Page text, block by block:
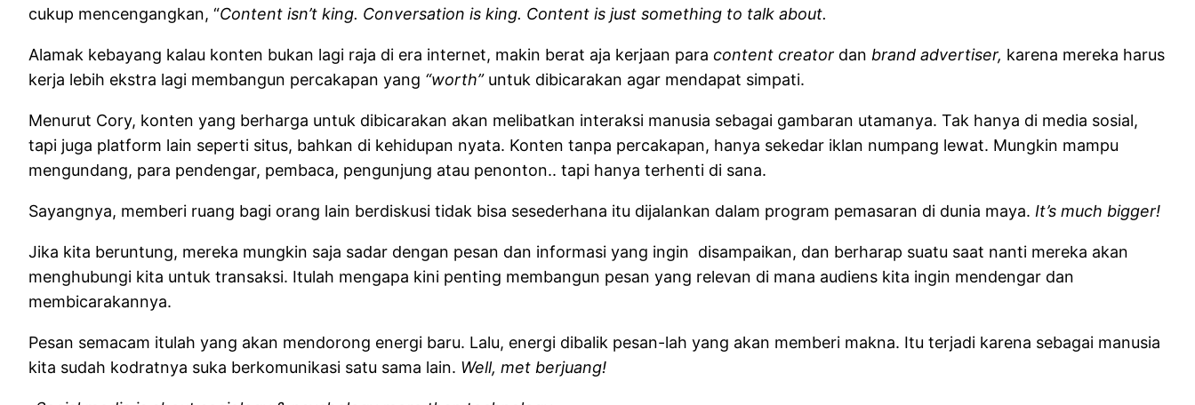
cukup mencengangkan, “Content isn’t king. Conversation is king. Content is just something to talk about.
Alamak kebayang kalau konten bukan lagi raja di era internet, makin berat aja kerjaan para content creator dan brand advertiser, karena mereka harus
kerja lebih ekstra lagi membangun percakapan yang “worth”untuk dibicarakan agar mendapat simpati.
Menurut Cory, konten yang berharga untuk dibicarakan akan melibatkan interaksi manusia sebagai gambaran utamanya. Tak hanya di media sosial,
tapi juga platform lain seperti situs, bahkan di kehidupan nyata. Konten tanpa percakapan, hanya sekedar iklan numpang lewat. Mungkin mampu
mengundang, para pendengar, pembaca, pengunjung atau penonton.. tapi hanya terhenti di sana.
Sayangnya, memberi ruang bagi orang lain berdiskusi tidak bisa sesederhana itu dijalankan dalam program pemasaran di dunia maya. It’s much bigger!
Jika kita beruntung, mereka mungkin saja sadar dengan pesan dan informasi yang ingin disampaikan, dan berharap suatu saat nanti mereka akan
menghubungi kita untuk transaksi. Itulah mengapa kini penting membangun pesan yang relevan di mana audiens kita ingin mendengar dan
membicarakannya.
Pesan semacam itulah yang akan mendorong energi baru. Lalu, energi dibalik pesan-lah yang akan memberi makna. Itu terjadi karena sebagai manusia
kita sudah kodratnya suka berkomunikasi satu sama lain. Well, met berjuang!